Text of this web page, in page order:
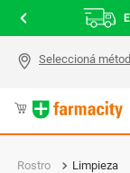
Rostro Limpieza